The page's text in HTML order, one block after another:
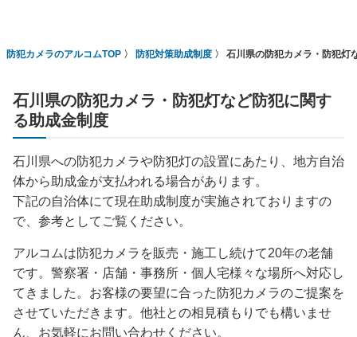
防犯カメラのアルコムTOP 防犯対策助成制度 石川県の防犯カメラ・防犯灯
石川県の防犯カメラ・防犯灯など防犯に関す
る助成金制度
石川県への防犯カメラや防犯灯の設置にあたり、地方自治
体から助成金が支払われる場合があります。
下記の自治体にて現在助成制度が実施されておりますの
で、参考としてご覧ください。
アルコムは防犯カメラを販売・施工し続けて20年の老舗
です。警察署・店舗・事務所・個人宅様々な場所へ対応し
てきました。お客様の要望に合った防犯カメラのご提案を
させていただきます。他社との相見積もりでも構いませ
ん、お気軽にお問い合わせください。